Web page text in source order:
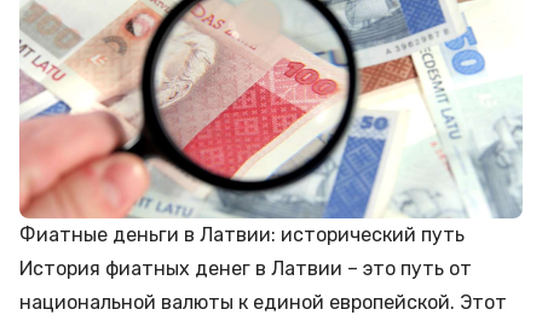
Фиатные деньги в Латвии: исторический путь
История фиатных денег в Латвии – это путь от
национальной валюты к единой европейской. Этот